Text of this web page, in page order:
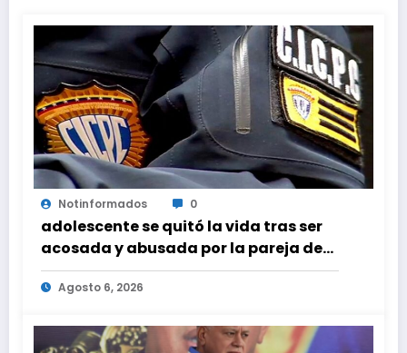
Notinformados 0
adolescente se quitó la vida tras ser
acosada y abusada por la pareja de
su abuela
Agosto 6, 2026